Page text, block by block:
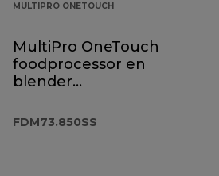
MULTIPRO ONETOUCH
MultiPro OneTouch
foodprocessor en
blender
FDM73.850SS